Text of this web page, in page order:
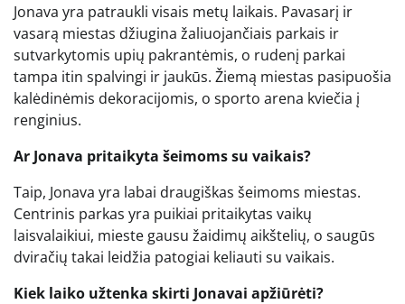
Jonava yra patraukli visais metų laikais. Pavasarį ir
vasarą miestas džiugina žaliuojančiais parkais ir
sutvarkytomis upių pakrantėmis, o rudenį parkai
tampa itin spalvingi ir jaukūs. Žiemą miestas pasipuošia
kalėdinėmis dekoracijomis, o sporto arena kviečia į
renginius.
Ar Jonava pritaikyta šeimoms su vaikais?
Taip, Jonava yra labai draugiškas šeimoms miestas.
Centrinis parkas yra puikiai pritaikytas vaikų
laisvalaikiui, mieste gausu žaidimų aikštelių, o saugūs
dviračių takai leidžia patogiai keliauti su vaikais.
Kiek laiko užtenka skirti Jonavai apžiūrėti?